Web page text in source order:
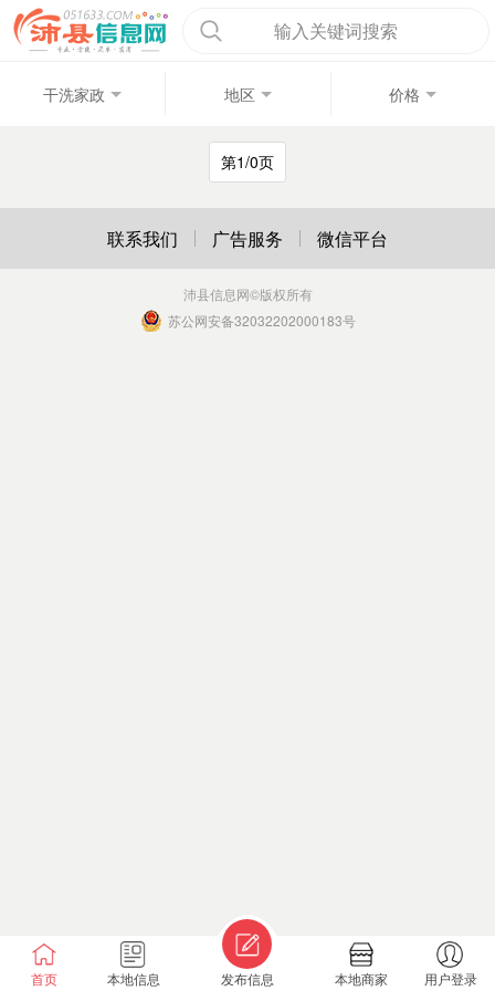
输入关键词搜索
干洗家政 地区 价格
第1/0页
首页 本地信息 发布信息 本地商家 用户登录
联系我们 广告服务 微信平台
沛县信息网©版权所有
苏公网安备32032202000183号